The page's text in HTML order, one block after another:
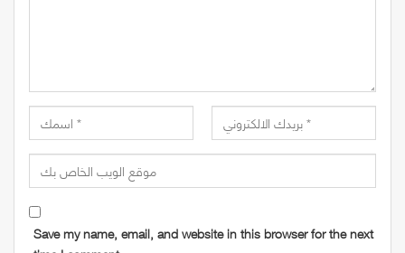
Save my name, email, and website in this browser for the next